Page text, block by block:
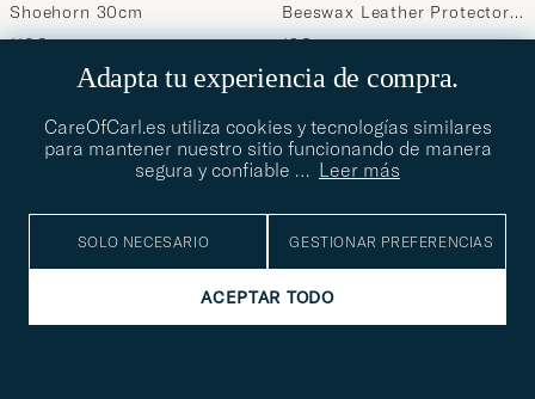
Shoehorn 30cm
110€
Beeswax Leather Protector
100ml
13€
Adapta tu experiencia de compra.
CareOfCarl.es utiliza cookies y tecnologías similares
para mantener nuestro sitio funcionando de manera
segura y confiable … Leer más
SOLO NECESARIO GESTIONAR PREFERENCIAS
ACEPTAR TODO